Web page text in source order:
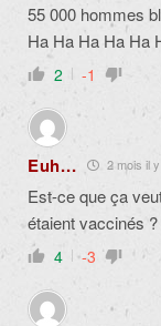
55 000 hommes
Ha Ha Ha Ha Ha
2 -1
Euh... 2 mois il
Est-ce que ça
étaient vaccinés
4 -3